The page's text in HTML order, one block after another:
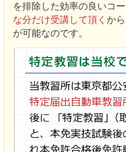
を排除した効率の良いコー
な分だけ受講して頂くか
が可能なのです。